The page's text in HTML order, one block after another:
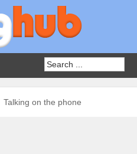
Talking on the phone